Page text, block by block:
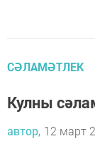
СӘЛАМӘТЛЕК
Кулны
автор, 12 март